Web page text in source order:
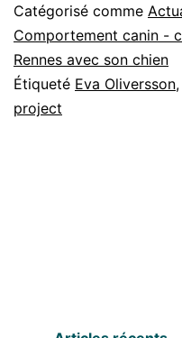
Catégorisé comme
Comportement canin -
Rennes avec son chien
Étiqueté Eva Oliversson,
project